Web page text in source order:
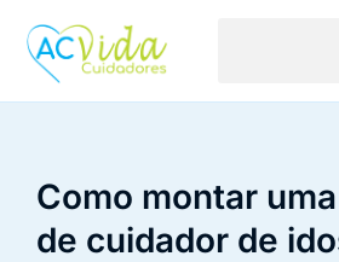
Como montar
de cuidador de